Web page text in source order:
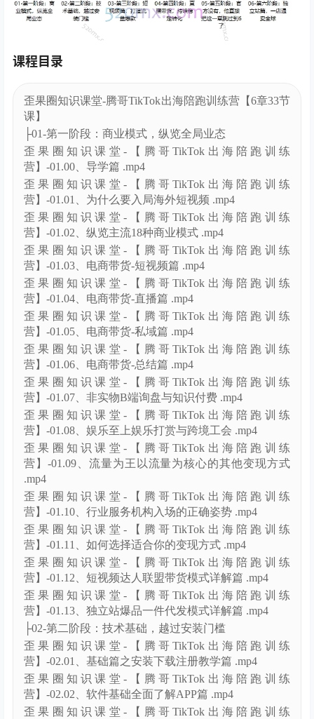
课程目录
歪果圈知识课堂-腾哥TikTok出海陪跑训练营【6章33节
课】
├01-第一阶段：商业模式，纵览全局业态
歪果圈知识课堂-【腾哥TikTok出海陪跑训练
营】-01.00、导学篇 .mp4
歪果圈知识课堂-【腾哥TikTok出海陪跑训练
营】-01.01、为什么要入局海外短视频 .mp4
歪果圈知识课堂-【腾哥TikTok出海陪跑训练
营】-01.02、纵览主流18种商业模式 .mp4
歪果圈知识课堂-【腾哥TikTok出海陪跑训练
营】-01.03、电商带货-短视频篇 .mp4
歪果圈知识课堂-【腾哥TikTok出海陪跑训练
营】-01.04、电商带货-直播篇 .mp4
歪果圈知识课堂-【腾哥TikTok出海陪跑训练
营】-01.05、电商带货-私域篇 .mp4
歪果圈知识课堂-【腾哥TikTok出海陪跑训练
营】-01.06、电商带货-总结篇 .mp4
歪果圈知识课堂-【腾哥TikTok出海陪跑训练
营】-01.07、非实物B端询盘与知识付费 .mp4
歪果圈知识课堂-【腾哥TikTok出海陪跑训练
营】-01.08、娱乐至上娱乐打赏与跨境工会 .mp4
歪果圈知识课堂-【腾哥TikTok出海陪跑训练
营】-01.09、流量为王以流量为核心的其他变现方式
.mp4
歪果圈知识课堂-【腾哥TikTok出海陪跑训练
营】-01.10、行业服务机构入场的正确姿势 .mp4
歪果圈知识课堂-【腾哥TikTok出海陪跑训练
营】-01.11、如何选择适合你的变现方式 .mp4
歪果圈知识课堂-【腾哥TikTok出海陪跑训练
营】-01.12、短视频达人联盟带货模式详解篇 .mp4
歪果圈知识课堂-【腾哥TikTok出海陪跑训练
营】-01.13、独立站爆品一件代发模式详解篇 .mp4
├02-第二阶段：技术基础，越过安装门槛
歪果圈知识课堂-【腾哥TikTok出海陪跑训练
营】-02.01、基础篇之安装下载注册教学篇 .mp4
歪果圈知识课堂-【腾哥TikTok出海陪跑训练
营】-02.02、软件基础全面了解APP篇 .mp4
歪果圈知识课堂-【腾哥TikTok出海陪跑训练